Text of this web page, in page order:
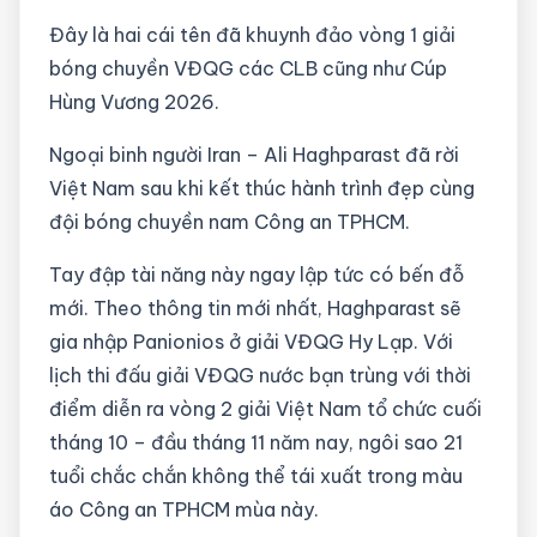
Đây là hai cái tên đã khuynh đảo vòng 1 giải
bóng chuyền VĐQG các CLB cũng như Cúp
Hùng Vương 2026.
Ngoại binh người Iran – Ali Haghparast đã rời
Việt Nam sau khi kết thúc hành trình đẹp cùng
đội bóng chuyền nam Công an TPHCM.
Tay đập tài năng này ngay lập tức có bến đỗ
mới. Theo thông tin mới nhất, Haghparast sẽ
gia nhập Panionios ở giải VĐQG Hy Lạp. Với
lịch thi đấu giải VĐQG nước bạn trùng với thời
điểm diễn ra vòng 2 giải Việt Nam tổ chức cuối
tháng 10 – đầu tháng 11 năm nay, ngôi sao 21
tuổi chắc chắn không thể tái xuất trong màu
áo Công an TPHCM mùa này.